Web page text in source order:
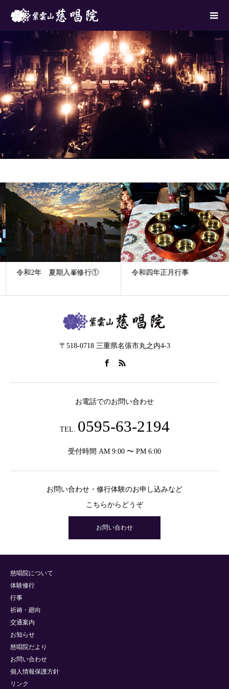
令和2年 夏期入峯修行① 令和四年正月行事
〒518-0718 三重県名張市丸之内4-3
お電話でのお問い合わせ
TEL. 0595-63-2194
受付時間 AM 9:00 〜 PM 6:00
お問い合わせ・修行体験のお申し込みなど
こちらからどうぞ
お問い合わせ
慈唱院について
体験修行
行事
祈祷・廻向
交通案内
お知らせ
慈唱院だより
お問い合わせ
個人情報保護方針
リンク